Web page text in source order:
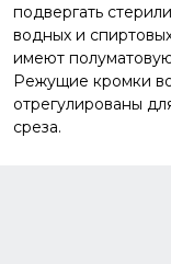
подвергать
водных и
имеют
Режущие кромки
отрегулированы
среза.